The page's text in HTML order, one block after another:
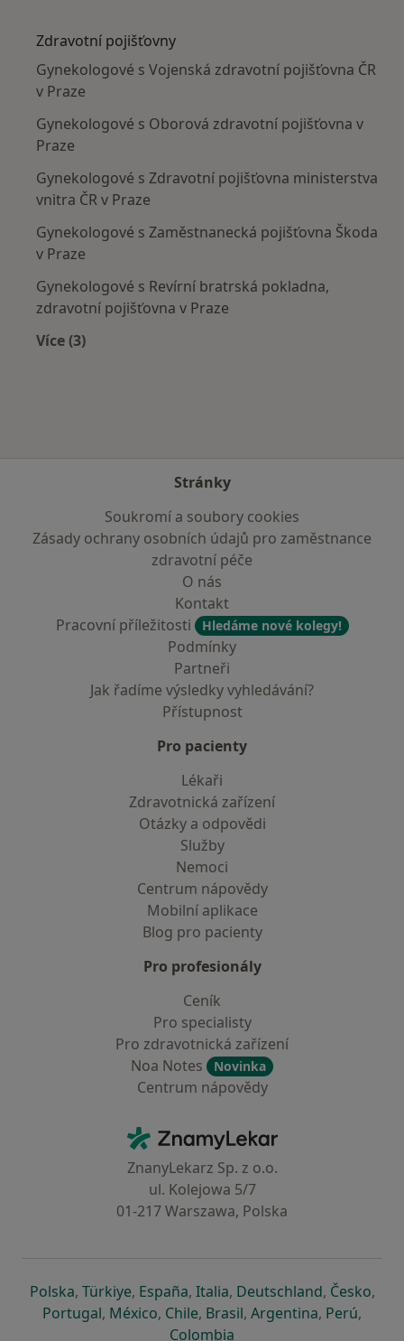
Zdravotní pojišťovny
Gynekologové s Vojenská zdravotní pojišťovna ČR
v Praze
Gynekologové s Oborová zdravotní pojišťovna v
Praze
Gynekologové s Zdravotní pojišťovna ministerstva
vnitra ČR v Praze
Gynekologové s Zaměstnanecká pojišťovna Škoda
v Praze
Gynekologové s Revírní bratrská pokladna,
zdravotní pojišťovna v Praze
Více (3)
Stránky
Soukromí a soubory cookies
Zásady ochrany osobních údajů pro zaměstnance
zdravotní péče
O nás
Kontakt
Pracovní příležitosti
Hledáme nové kolegy!
Podmínky
Partneři
Jak řadíme výsledky vyhledávání?
Přístupnost
Pro pacienty
Lékaři
Zdravotnická zařízení
Otázky a odpovědi
Služby
Nemoci
Centrum nápovědy
Mobilní aplikace
Blog pro pacienty
Pro profesionály
Ceník
Pro specialisty
Pro zdravotnická zařízení
Noa Notes
Novinka
Centrum nápovědy
ZnamyLekar - Hlavní stránka
ZnanyLekarz Sp. z o.o.
ul. Kolejowa 5/7
01-217 Warszawa, Polska
Polskase otevře v nové záložce
, Türkiyese otevře v nové záložce
, Españase otevře v nové záložce
, Italiase otevře v nové záložce
, Deutschlandse otevře v
, Českose
,
Portugalse otevře v nové záložce
, Méxicose otevře v nové záložce
, Chilese otevře v nové záložce
, Brasilse otevře v nové
, Argentinase otevře v
, Perúse
,
Colombia